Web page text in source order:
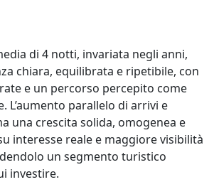
di 4 notti, invariata negli anni,
chiara, equilibrata e ripetibile, con
e un percorso percepito come
L’aumento parallelo di arrivi e
una crescita solida, omogenea e
interesse reale e maggiore visibilità
un segmento turistico
investire.